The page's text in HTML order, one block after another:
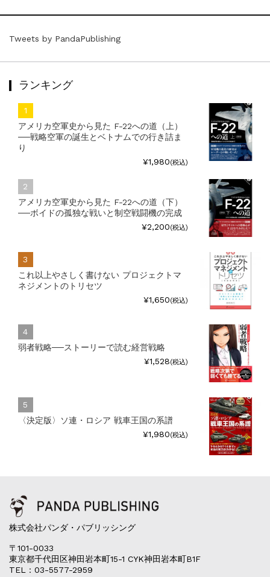
Tweets by PandaPublishing
ランキング
アメリカ空軍史から見た F-22への道（上）
──戦略空軍の誕生とベトナムでの行き詰ま
り
¥1,980(税込)
アメリカ空軍史から見た F-22への道（下）
──ボイドの孤独な戦いと制空戦闘機の完成
¥2,200(税込)
これ以上やさしく書けない プロジェクトマ
ネジメントのトリセツ
¥1,650(税込)
弱者戦略──ストーリーで読む経営戦略
¥1,528(税込)
〈決定版〉ソ連・ロシア 戦車王国の系譜
¥1,980(税込)
株式会社パンダ・パブリッシング
〒101-0033
東京都千代田区神田岩本町15-1 CYK神田岩本町B1F
TEL：03-5577-2959